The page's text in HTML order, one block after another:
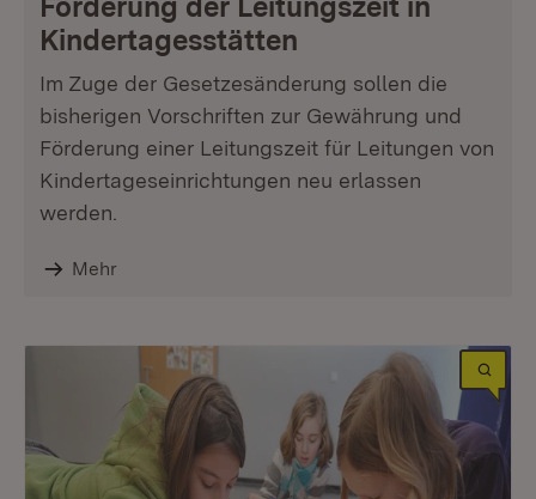
Kindertagesstätten
Im Zuge der Gesetzesänderung sollen die
bisherigen Vorschriften zur Gewährung und
Förderung einer Leitungszeit für Leitungen von
Kindertageseinrichtungen neu erlassen
werden.
Mehr